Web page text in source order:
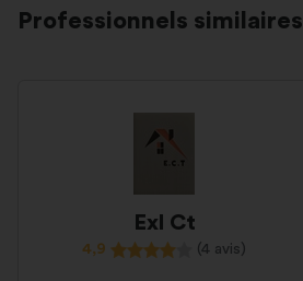
Professionnels similaires
Exl Ct
4,9 (4 avis)